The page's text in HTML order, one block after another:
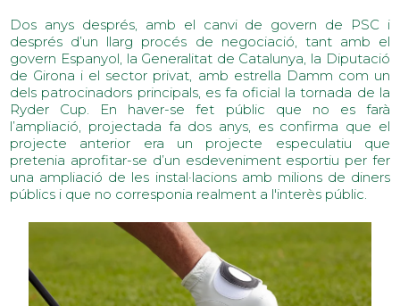
Dos anys després, amb el canvi de govern de PSC i
després d’un llarg procés de negociació, tant amb el
govern Espanyol, la Generalitat de Catalunya, la Diputació
de Girona i el sector privat, amb estrella Damm com un
dels patrocinadors principals, es fa oficial la tornada de la
Ryder Cup. En haver-se fet públic que no es farà
l’ampliació, projectada fa dos anys, es confirma que el
projecte anterior era un projecte especulatiu que
pretenia aprofitar-se d’un esdeveniment esportiu per fer
una ampliació de les instal·lacions amb milions de diners
públics i que no corresponia realment a l'interès públic.